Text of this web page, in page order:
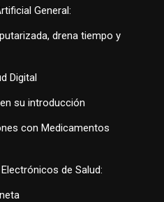
General:
drena tiempo y
Digital
su introducción
con Medicamentos
de Salud: